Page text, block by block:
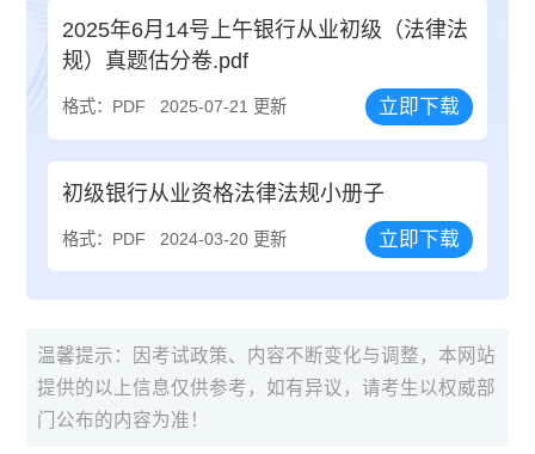
2025年6月14号上午银行从业初级（法律法
规）真题估分卷.pdf
格式：PDF 2025-07-21 更新 立即下载
初级银行从业资格法律法规小册子
格式：PDF 2024-03-20 更新 立即下载
温馨提示：因考试政策、内容不断变化与调整，本网站
提供的以上信息仅供参考，如有异议，请考生以权威部
门公布的内容为准！